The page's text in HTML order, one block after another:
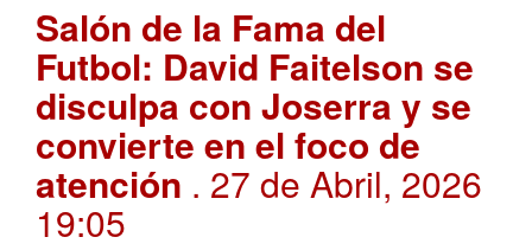
Salón de la Fama del
Futbol: David Faitelson se
disculpa con Joserra y se
convierte en el foco de
atención . 27 de Abril, 2026
19:05